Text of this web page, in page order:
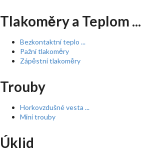
Tlakoměry a Teplom ...
Bezkontaktní teplo ...
Pažní tlakoměry
Zápěstní tlakoměry
Trouby
Horkovzdušné vesta ...
Mini trouby
Úklid